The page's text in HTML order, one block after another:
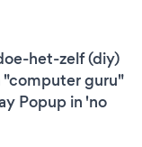
het-zelf (diy)
"computer guru"
Popup in 'no